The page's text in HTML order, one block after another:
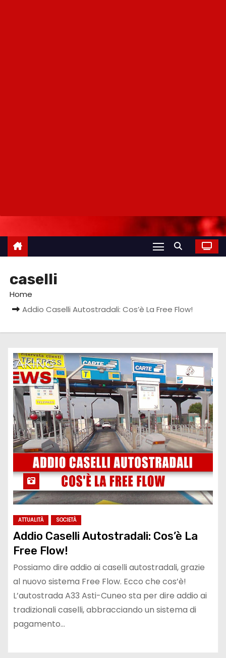
caselli
Home
Addio Caselli Autostradali: Cos’è La Free Flow!
ATTUALITÀ SOCIETÀ
Addio Caselli Autostradali: Cos’è La
Free Flow!
Possiamo dire addio ai caselli autostradali, grazie
al nuovo sistema Free Flow. Ecco che cos’è!
L’autostrada A33 Asti-Cuneo sta per dire addio ai
tradizionali caselli, abbracciando un sistema di
pagamento…